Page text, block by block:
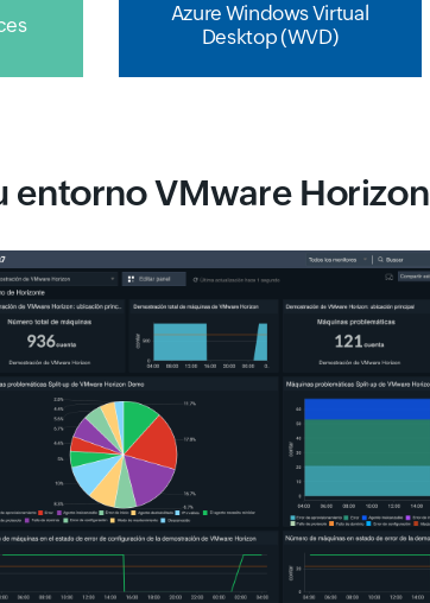
Azure Windows Virtual
Desktop (WVD)
entorno VMware Horizon